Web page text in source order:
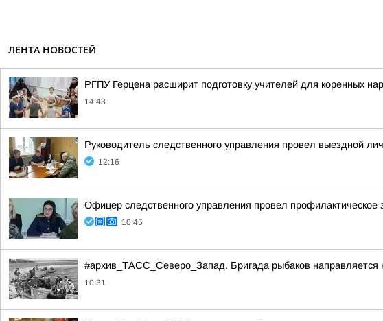
ЛЕНТА НОВОСТЕЙ
РГПУ Герцена расширит подготовку учителей для коренных
14:43
Руководитель следственного управления провел выездной
12:16
Офицер следственного управления провел профилактическое
10:45
#архив_ТАСС_Северо_Запад. Бригада рыбаков направляется
10:31